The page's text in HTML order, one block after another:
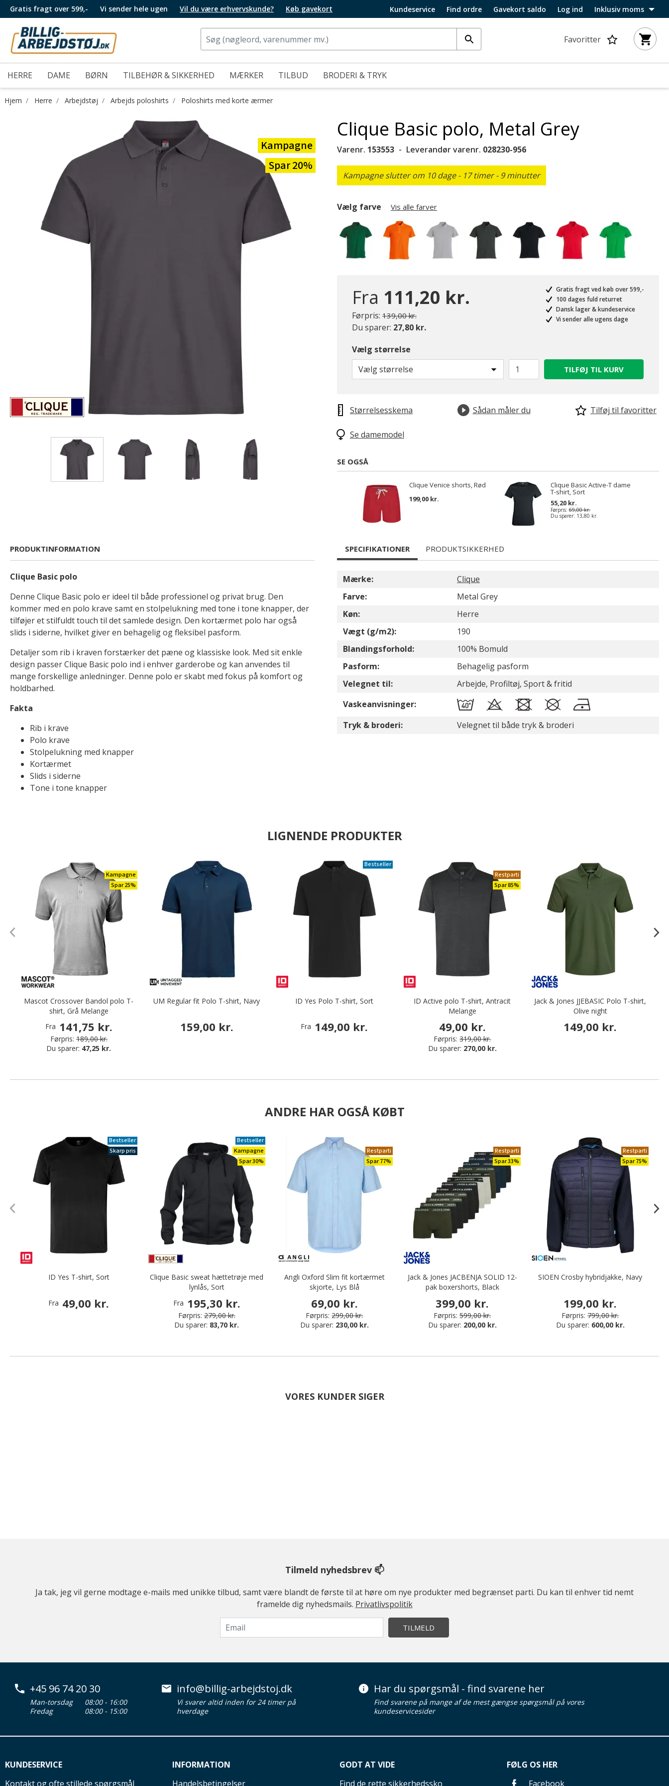
Gratis fragt over 599,- Vi sender hele ugen Vil du være erhvervskunde? Køb gavekort Kundeservice Find ordre Gavekort saldo Log ind Inklusiv moms
Favoritter
HERRE DAME BØRN TILBEHØR & SIKKERHED MÆRKER TILBUD BRODERI & TRYK
Hjem Herre Arbejdstøj Arbejds poloshirts Poloshirts med korte ærmer
Kampagne
Spar 20%
Clique Basic polo, Metal Grey
Varenr. 153553 Leverandør varenr. 028230-956
Kampagne slutter om 10 dage - 17 timer - 8 minutter
Vælg farve Vis alle farver
valgte
Fra 111,20 kr.
Førpris: Pris nedsat fra
139,00 kr.til
Du sparer: 27,80 kr.
Gratis fragt ved køb over 599,-
100 dages fuld returret
Dansk lager & kundeservice
Vi sender alle ugens dage
Vælg størrelse
Vælg størrelse
TILFØJ TIL KURV
Størrelsesskema Sådan måler du Tilføj til favoritter
Se damemodel
SE OGSÅ
Clique Venice shorts, Rød
199,00 kr.
Clique Basic Active-T dame
T-shirt, Sort
55,20 kr.
Førpris: 69,00 kr.
Du sparer: 13,80 kr.
PRODUKTINFORMATION
Clique Basic polo
Denne Clique Basic polo er ideel til både professionel og privat brug. Den
kommer med en polo krave samt en stolpelukning med tone i tone knapper, der
tilføjer et stilfuldt touch til det samlede design. Den kortærmet polo har også
slids i siderne, hvilket giver en behagelig og fleksibel pasform.
Detaljer som rib i kraven forstærker det pæne og klassiske look. Med sit enkle
design passer Clique Basic polo ind i enhver garderobe og kan anvendes til
mange forskellige anledninger. Denne polo er skabt med fokus på komfort og
holdbarhed.
Fakta
Rib i krave
Polo krave
Stolpelukning med knapper
Kortærmet
Slids i siderne
Tone i tone knapper
SPECIFIKATIONER PRODUKTSIKKERHED
Mærke:
Clique
Farve:
Metal Grey
Køn:
Herre
Vægt (g/m2):
190
Blandingsforhold:
100% Bomuld
Pasform:
Behagelig pasform
Velegnet til:
Arbejde, Profiltøj, Sport & fritid
Vaskeanvisninger:
Tryk & broderi:
Velegnet til både tryk & broderi
LIGNENDE PRODUKTER
Kampagne
Spar 25%
Mascot Crossover Bandol polo T-
shirt, Grå Melange
Fra 141,75 kr.
Førpris: 189,00 kr.
Du sparer: 47,25 kr.
UM Regular fit Polo T-shirt, Navy
159,00 kr.
Bestseller
ID Yes Polo T-shirt, Sort
Fra 149,00 kr.
Restparti
Spar 85%
ID Active polo T-shirt, Antracit
Melange
49,00 kr.
Førpris: 319,00 kr.
Du sparer: 270,00 kr.
Jack & Jones JJEBASIC Polo T-shirt,
Olive night
149,00 kr.
ANDRE HAR OGSÅ KØBT
Bestseller
Skarp pris
ID Yes T-shirt, Sort
Fra 49,00 kr.
Bestseller
Kampagne
Spar 30%
Clique Basic sweat hættetrøje med
lynlås, Sort
Fra 195,30 kr.
Førpris: 279,00 kr.
Du sparer: 83,70 kr.
Restparti
Spar 77%
Angli Oxford Slim fit kortærmet
skjorte, Lys Blå
69,00 kr.
Førpris: 299,00 kr.
Du sparer: 230,00 kr.
Restparti
Spar 33%
Jack & Jones JACBENJA SOLID 12-
pak boxershorts, Black
399,00 kr.
Førpris: 599,00 kr.
Du sparer: 200,00 kr.
Restparti
Spar 75%
SIOEN Crosby hybridjakke, Navy
199,00 kr.
Førpris: 799,00 kr.
Du sparer: 600,00 kr.
VORES KUNDER SIGER
Tilmeld nyhedsbrev 📫
Ja tak, jeg vil gerne modtage e-mails med unikke tilbud, samt være blandt de første til at høre om nye produkter med begrænset parti. Du kan til enhver tid nemt
framelde dig nyhedsmails. Privatlivspolitik
TILMELD
+45 96 74 20 30
Man-torsdag
08:00 - 16:00
Fredag
08:00 - 15:00
info@billig-arbejdstoj.dk
Vi svarer altid inden for 24 timer på
hverdage
Har du spørgsmål - find svarene her
Find svarene på mange af de mest gængse spørgsmål på vores
kundeservicesider
KUNDESERVICE
Kontakt og ofte stillede spørgsmål
INFORMATION
Handelsbetingelser
GODT AT VIDE
Find de rette sikkerhedssko
FØLG OS HER
Facebook